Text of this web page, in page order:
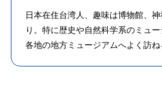
日本在住台湾人、趣味は博物館、
り。特に歴史や自然科学系のミュ
各地の地方ミュージアムへよく訪ね